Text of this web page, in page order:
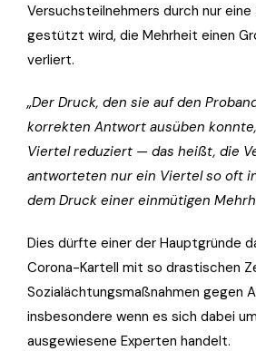
Versuchsteilnehmers durch nur eine
gestützt wird, die Mehrheit einen
verliert.
„Der Druck, den sie auf den
korrekten Antwort ausüben
Viertel reduziert — das heißt, die
antworteten nur ein Viertel so oft
dem Druck einer einmütigen
Dies dürfte einer der Hauptgründe
Corona-Kartell mit so drastischen
Sozialächtungsmaßnahmen gegen
insbesondere wenn es sich dabei
ausgewiesene Experten handelt.